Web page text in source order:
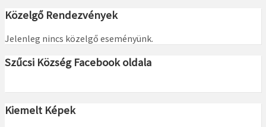
Közelgő Rendezvények
Jelenleg nincs közelgő eseményünk.
Szűcsi Község Facebook oldala
Kiemelt Képek